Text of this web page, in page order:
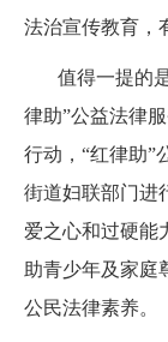
法治宣传教育，
值得一提的
律助”公益法律
行动，“红律助”
街道妇联部门进
爱之心和过硬能
助青少年及家庭
公民法律素养。